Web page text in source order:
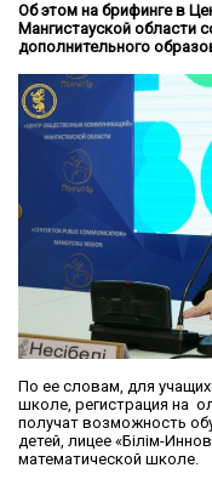
Об этом на брифинге в
Мангистауской области
дополнительного
По ее словам, для
школе, регистрация на
получат возможность
детей, лицее «Білім-
математической школе.